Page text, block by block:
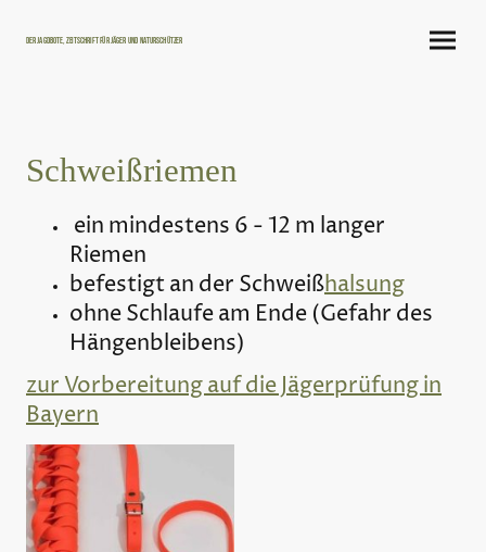
Der Jagdbote, Zeitschrift für Jäger und Naturschützer
Schweißriemen
ein mindestens 6 - 12 m langer
Riemen
befestigt an der Schweißhalsung
ohne Schlaufe am Ende (Gefahr des
Hängenbleibens)
zur Vorbereitung auf die Jägerprüfung in
Bayern